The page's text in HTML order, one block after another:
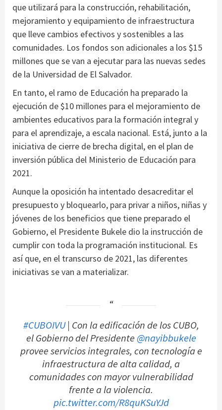
que utilizará para la construcción, rehabilitación,
mejoramiento y equipamiento de infraestructura
que lleve cambios efectivos y sostenibles a las
comunidades. Los fondos son adicionales a los $15
millones que se van a ejecutar para las nuevas sedes
de la Universidad de El Salvador.
En tanto, el ramo de Educación ha preparado la
ejecución de $10 millones para el mejoramiento de
ambientes educativos para la formación integral y
para el aprendizaje, a escala nacional. Está, junto a la
iniciativa de cierre de brecha digital, en el plan de
inversión pública del Ministerio de Educación para
2021.
Aunque la oposición ha intentado desacreditar el
presupuesto y bloquearlo, para privar a niños, niñas y
jóvenes de los beneficios que tiene preparado el
Gobierno, el Presidente Bukele dio la instrucción de
cumplir con toda la programación institucional. Es
así que, en el transcurso de 2021, las diferentes
iniciativas se van a materializar.
#CUBOIVU| Con la edificación de los CUBO,
el Gobierno del Presidente @nayibbukele
provee servicios integrales, con tecnología e
infraestructura de alta calidad, a
comunidades con mayor vulnerabilidad
frente a la violencia.
pic.twitter.com/R8quKSuYJd